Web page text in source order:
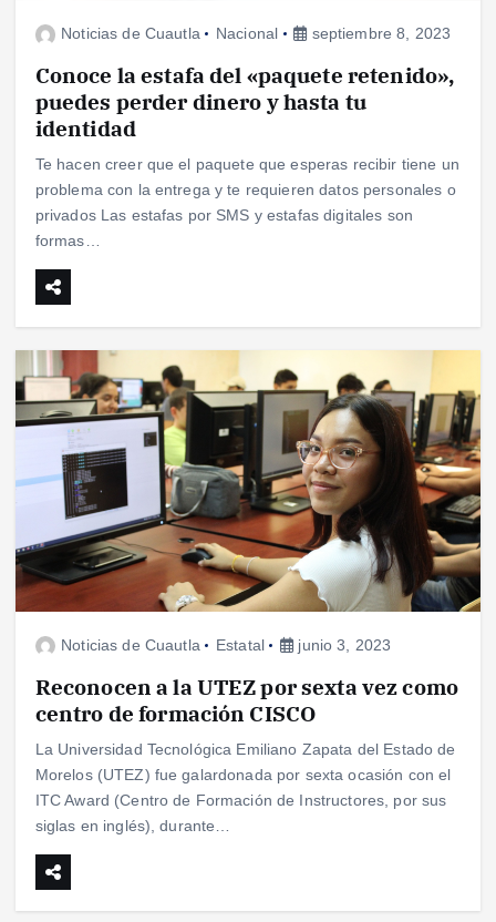
Noticias de Cuautla Nacional septiembre 8, 2023
Conoce la estafa del «paquete retenido»,
puedes perder dinero y hasta tu
identidad
Te hacen creer que el paquete que esperas recibir tiene un
problema con la entrega y te requieren datos personales o
privados Las estafas por SMS y estafas digitales son
formas…
Noticias de Cuautla Estatal junio 3, 2023
Reconocen a la UTEZ por sexta vez como
centro de formación CISCO
La Universidad Tecnológica Emiliano Zapata del Estado de
Morelos (UTEZ) fue galardonada por sexta ocasión con el
ITC Award (Centro de Formación de Instructores, por sus
siglas en inglés), durante…